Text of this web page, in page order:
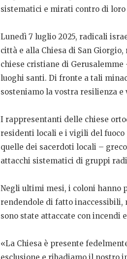
sistematici e mirati contro di loro
Lunedì 7 luglio 2025, radicali
città e alla Chiesa di San
chiese cristiane di
luoghi santi. Di fronte a tali
sosteniamo la vostra resilienza
I rappresentanti delle chiese
residenti locali e i vigili del
quelle dei sacerdoti locali –
attacchi sistematici di gruppi
Negli ultimi mesi, i coloni hanno
rendendole di fatto inaccessibili,
sono state attaccate con incendi
«La Chiesa è presente